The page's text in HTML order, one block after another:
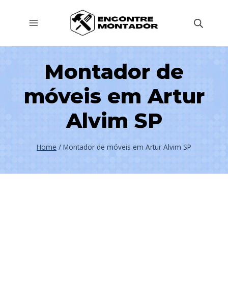
Montador de
móveis em Artur
Alvim SP
Home / Montador de móveis em Artur Alvim SP